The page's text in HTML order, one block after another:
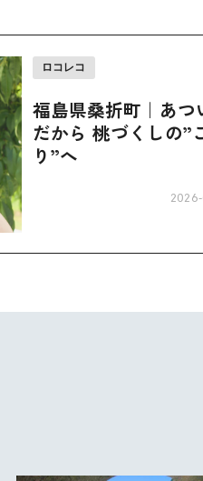
ロコレコ
福島県桑折町｜あつ
だから 桃づくしの”
り”へ